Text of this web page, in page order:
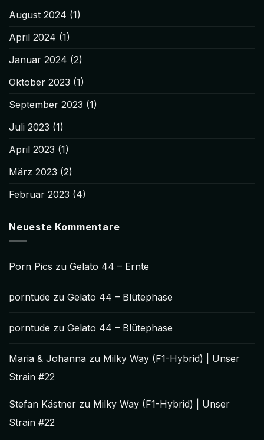
August 2024 (1)
April 2024 (1)
Januar 2024 (2)
Oktober 2023 (1)
September 2023 (1)
Juli 2023 (1)
April 2023 (1)
März 2023 (2)
Februar 2023 (4)
Neueste Kommentare
Porn Pics zu Gelato 44 – Ernte
porntude zu Gelato 44 – Blütephase
porntude zu Gelato 44 – Blütephase
Maria & Johanna zu Milky Way (F1-Hybrid) | Unser
Strain #22
Stefan Kästner zu Milky Way (F1-Hybrid) | Unser
Strain #22